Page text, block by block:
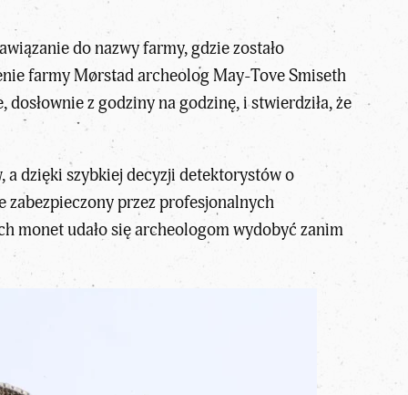
do nazwy farmy, gdzie zostało
farmy Mørstad archeolog May-Tove Smiseth
z godziny na godzinę, i stwierdziła, że
a dzięki szybkiej decyzji detektorystów o
zabezpieczony przez profesjonalnych
monet udało się archeologom wydobyć zanim